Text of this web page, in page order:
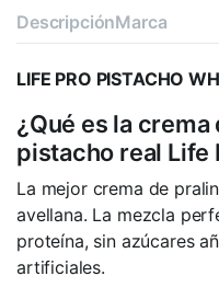
DescripciónMarca
LIFE PRO PISTACHO
¿Qué es la
pistacho real Life
La mejor crema de
avellana. La mezcla
proteína, sin azúcares
artificiales.